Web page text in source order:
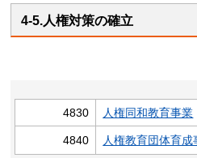
4-5.人権対策の確立
4830 人権同和教育事業
4840 人権教育団体育成